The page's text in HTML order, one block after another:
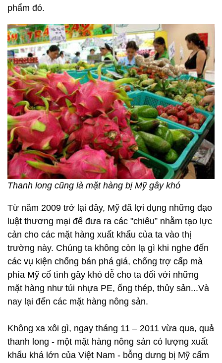
phẩm đó.
Thanh long cũng là mặt hàng bị Mỹ gây khó
Từ năm 2009 trở lại đây, Mỹ đã lợi dụng những đạo
luật thương mại để đưa ra các "chiêu” nhằm tạo lực
cản cho các mặt hàng xuất khẩu của ta vào thị
trường này. Chúng ta không còn lạ gì khi nghe đến
các vụ kiện chống bán phá giá, chống trợ cấp mà
phía Mỹ cố tình gây khó dễ cho ta đối với những
mặt hàng như túi nhựa PE, ống thép, thủy sản...Và
nay lại đến các mặt hàng nông sản.
Không xa xôi gì, ngay tháng 11 – 2011 vừa qua, quả
thanh long - một mặt hàng nông sản có lượng xuất
khẩu khá lớn của Việt Nam - bỗng dưng bị Mỹ cấm